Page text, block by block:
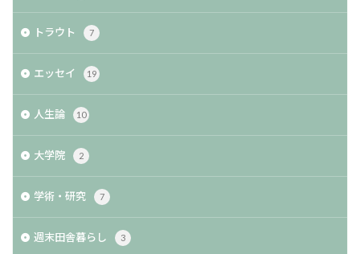
トラウト 7
エッセイ 19
人生論 10
大学院 2
学術・研究 7
週末田舎暮らし 3